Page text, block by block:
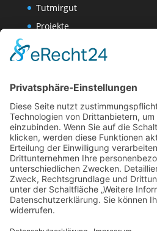
Tutmirgut
Projekte
Wissenschaften-AG
Datenschutzerklärung
Website Administration